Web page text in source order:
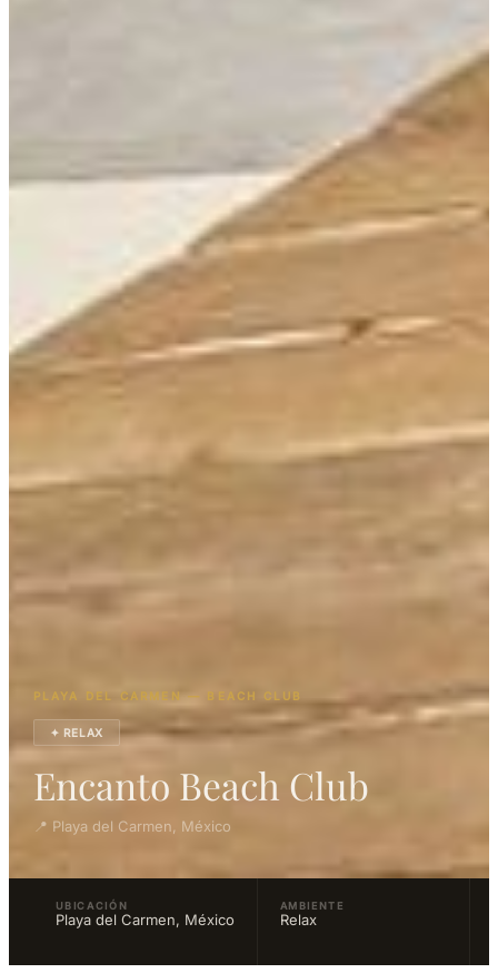
PLAYA DEL CARMEN — BEACH CLUB
✦ RELAX
Encanto Beach Club
📍 Playa del Carmen, México
UBICACIÓN
Playa del Carmen, México
AMBIENTE
Relax